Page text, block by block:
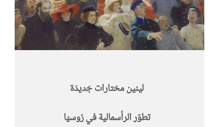
لينين مختارات جَديدَة
تطوّر الرأسمالية في رُوسيَا